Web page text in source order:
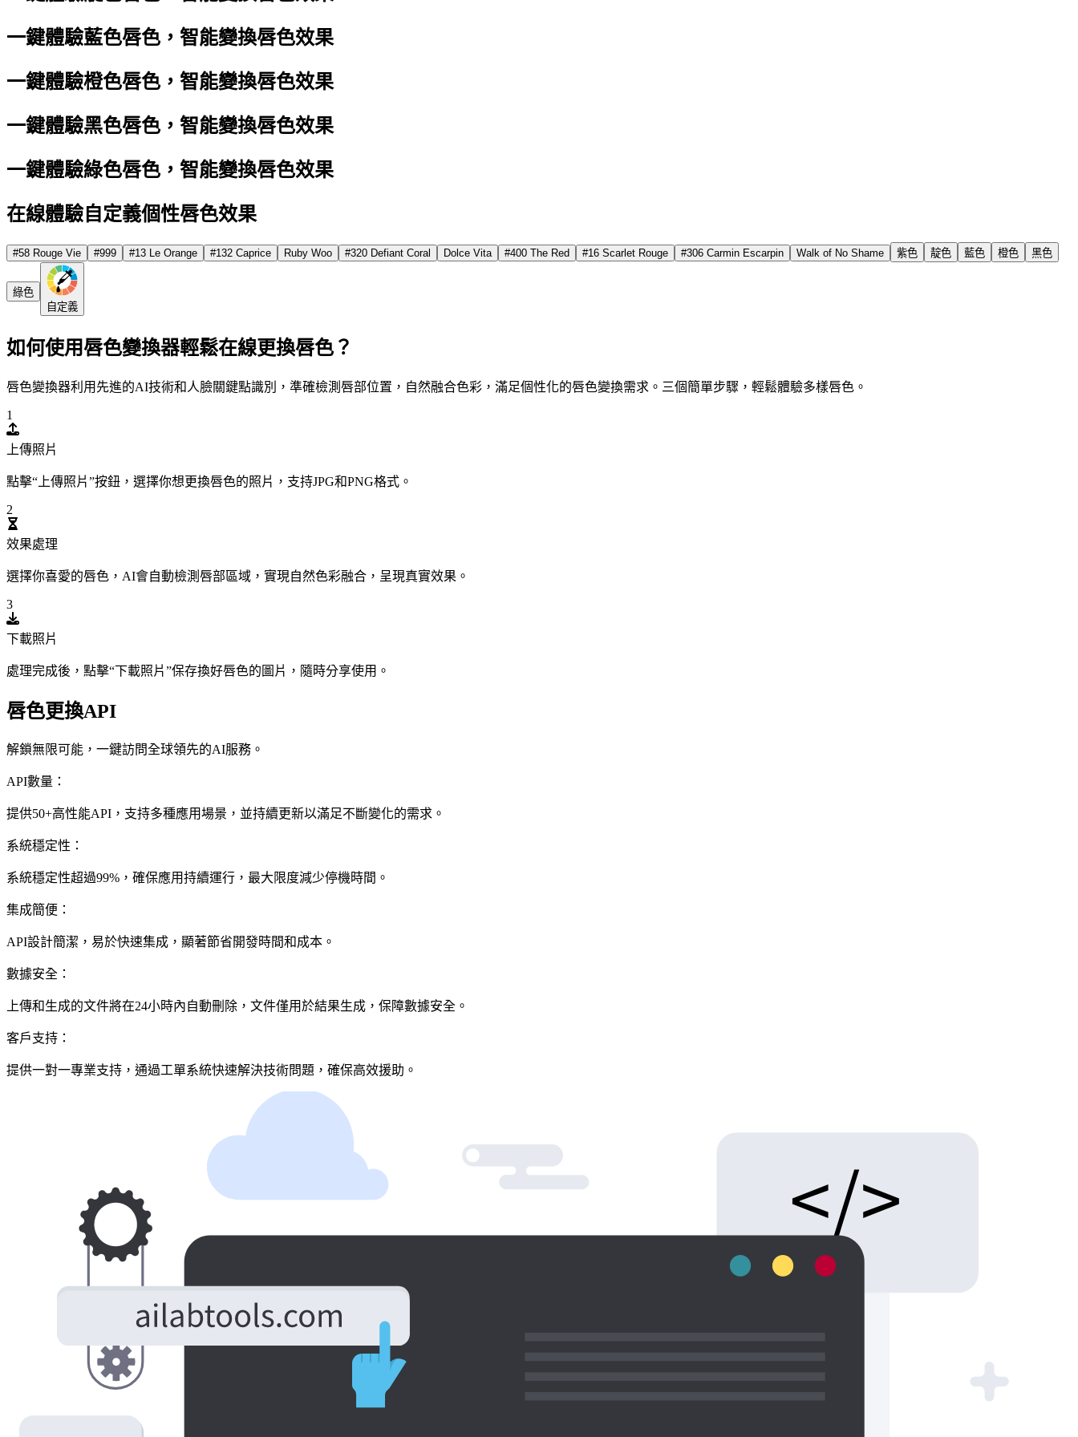
一鍵體驗藍色唇色，智能變換唇色效果
一鍵體驗橙色唇色，智能變換唇色效果
一鍵體驗黑色唇色，智能變換唇色效果
一鍵體驗綠色唇色，智能變換唇色效果
在線體驗自定義個性唇色效果
#58 Rouge Vie #999 #13 Le Orange #132 Caprice Ruby Woo #320 Defiant Coral Dolce Vita #400 The Red #16 Scarlet Rouge #306 Carmin Escarpin Walk of No Shame 紫色 靛色 藍色 橙色 黑色
綠色
自定義
如何使用唇色變換器輕鬆在線更換唇色？
唇色變換器利用先進的AI技術和人臉關鍵點識別，準確檢測唇部位置，自然融合色彩，滿足個性化的唇色變換需求。三個簡單步驟，輕鬆體驗多樣唇色。
1
上傳照片
點擊“上傳照片”按鈕，選擇你想更換唇色的照片，支持JPG和PNG格式。
2
效果處理
選擇你喜愛的唇色，AI會自動檢測唇部區域，實現自然色彩融合，呈現真實效果。
3
下載照片
處理完成後，點擊“下載照片”保存換好唇色的圖片，隨時分享使用。
唇色更換API
解鎖無限可能，一鍵訪問全球領先的AI服務。
API數量：
提供50+高性能API，支持多種應用場景，並持續更新以滿足不斷變化的需求。
系統穩定性：
系統穩定性超過99%，確保應用持續運行，最大限度減少停機時間。
集成簡便：
API設計簡潔，易於快速集成，顯著節省開發時間和成本。
數據安全：
上傳和生成的文件將在24小時內自動刪除，文件僅用於結果生成，保障數據安全。
客戶支持：
提供一對一專業支持，通過工單系統快速解決技術問題，確保高效援助。